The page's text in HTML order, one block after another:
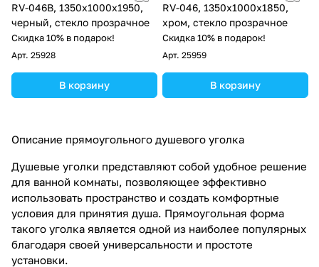
RV-046B, 1350х1000х1950,
черный, стекло прозрачное
Скидка 10% в подарок!
Арт. 25928
В корзину
RV-046, 1350х1000х1850,
хром, стекло прозрачное
Скидка 10% в подарок!
Арт. 25959
В корзину
Описание прямоугольного душевого уголка
Душевые уголки представляют собой удобное решение
для ванной комнаты, позволяющее эффективно
использовать пространство и создать комфортные
условия для принятия душа. Прямоугольная форма
такого уголка является одной из наиболее популярных
благодаря своей универсальности и простоте
установки.